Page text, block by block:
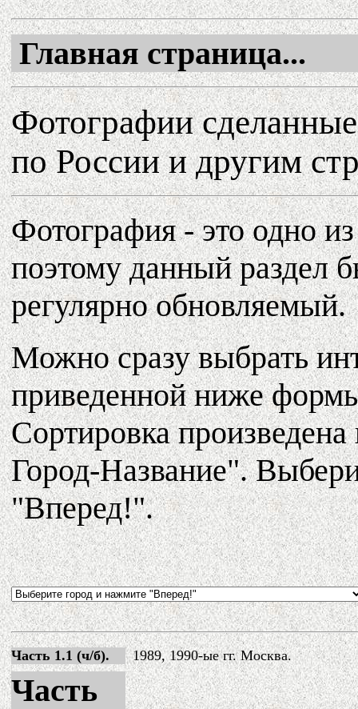
Главная страница...
Фотографии
по России и другим
Фотография - это одно
поэтому данный раздел
регулярно обновляемый.
Можно сразу выбрать
приведенной ниже
Сортировка
Город-Название".
"Вперед!".
Часть 1.1 (ч/б). 1989, 1990-ые гг. Москва.
Часть